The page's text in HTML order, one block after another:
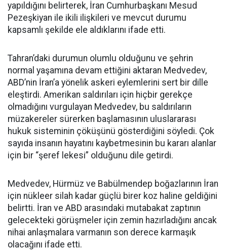
yapıldığını belirterek, İran Cumhurbaşkanı Mesud
Pezeşkiyan ile ikili ilişkileri ve mevcut durumu
kapsamlı şekilde ele aldıklarını ifade etti.
Tahran’daki durumun olumlu olduğunu ve şehrin
normal yaşamına devam ettiğini aktaran Medvedev,
ABD’nin İran’a yönelik askeri eylemlerini sert bir dille
eleştirdi. Amerikan saldırıları için hiçbir gerekçe
olmadığını vurgulayan Medvedev, bu saldırıların
müzakereler sürerken başlamasının uluslararası
hukuk sisteminin çöküşünü gösterdiğini söyledi. Çok
sayıda insanın hayatını kaybetmesinin bu kararı alanlar
için bir “şeref lekesi” olduğunu dile getirdi.
Medvedev, Hürmüz ve Babülmendep boğazlarının İran
için nükleer silah kadar güçlü birer koz haline geldiğini
belirtti. İran ve ABD arasındaki mutabakat zaptının
gelecekteki görüşmeler için zemin hazırladığını ancak
nihai anlaşmalara varmanın son derece karmaşık
olacağını ifade etti.